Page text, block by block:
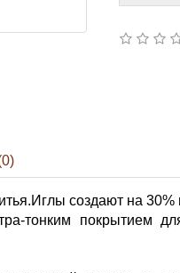
создают на
тонким покрытием